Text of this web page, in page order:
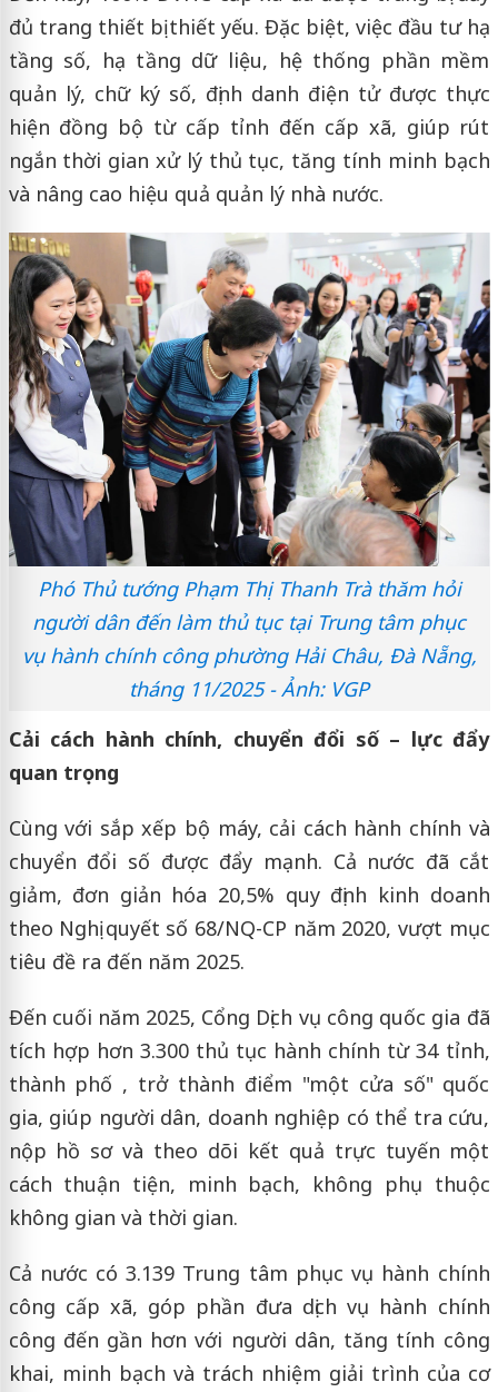
đủ trang thiết bị thiết yếu. Đặc biệt, việc đầu tư hạ
tầng số, hạ tầng dữ liệu, hệ thống phần mềm
quản lý, chữ ký số, định danh điện tử được thực
hiện đồng bộ từ cấp tỉnh đến cấp xã, giúp rút
ngắn thời gian xử lý thủ tục, tăng tính minh bạch
và nâng cao hiệu quả quản lý nhà nước.
Phó Thủ tướng Phạm Thị Thanh Trà thăm hỏi
người dân đến làm thủ tục tại Trung tâm phục
vụ hành chính công phường Hải Châu, Đà Nẵng,
tháng 11/2025 - Ảnh: VGP
Cải cách hành chính, chuyển đổi số – lực đẩy
quan trọng
Cùng với sắp xếp bộ máy, cải cách hành chính và
chuyển đổi số được đẩy mạnh. Cả nước đã cắt
giảm, đơn giản hóa 20,5% quy định kinh doanh
theo Nghị quyết số 68/NQ-CP năm 2020, vượt mục
tiêu đề ra đến năm 2025.
Đến cuối năm 2025, Cổng Dịch vụ công quốc gia đã
tích hợp hơn 3.300 thủ tục hành chính từ 34 tỉnh,
thành phố , trở thành điểm "một cửa số" quốc
gia, giúp người dân, doanh nghiệp có thể tra cứu,
nộp hồ sơ và theo dõi kết quả trực tuyến một
cách thuận tiện, minh bạch, không phụ thuộc
không gian và thời gian.
Cả nước có 3.139 Trung tâm phục vụ hành chính
công cấp xã, góp phần đưa dịch vụ hành chính
công đến gần hơn với người dân, tăng tính công
khai, minh bạch và trách nhiệm giải trình của cơ